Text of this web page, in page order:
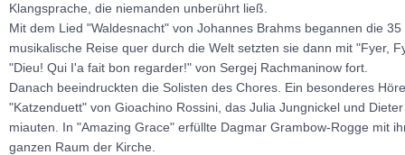
Klangsprache, die niemanden unberührt ließ.
Mit dem Lied "Waldesnacht" von Johannes Brahms begannen die
musikalische Reise quer durch die Welt setzten sie dann mit "Fyer,
"Dieu! Qui I'a fait bon regarder!" von Sergej Rachmaninow fort.
Danach beeindruckten die Solisten des Chores. Ein besonderes
"Katzenduett" von Gioachino Rossini, das Julia Jungnickel und
miauten. In "Amazing Grace" erfüllte Dagmar Grambow-Rogge mit
ganzen Raum der Kirche.